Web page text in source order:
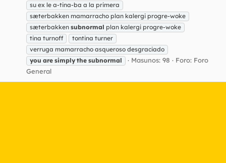
su ex le a-tina-ba a la primera
sæterbakken mamarracho plan kalergi progre-woke
sæterbakken subnormal plan kalergi progre-woke
tina turnoff
tontina turner
verruga mamarracho asqueroso desgraciado
you are simply the subnormal Masunos: 98 Foro: Foro
General